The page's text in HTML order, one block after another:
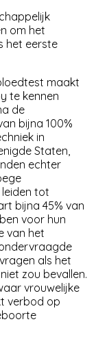
om het
het eerste
maakt
te kennen
de
bijna 100%
in
Staten,
echter
tot
bijna 45% van
voor hun
van het
als het
zou bevallen.
vrouwelijke
verbod op